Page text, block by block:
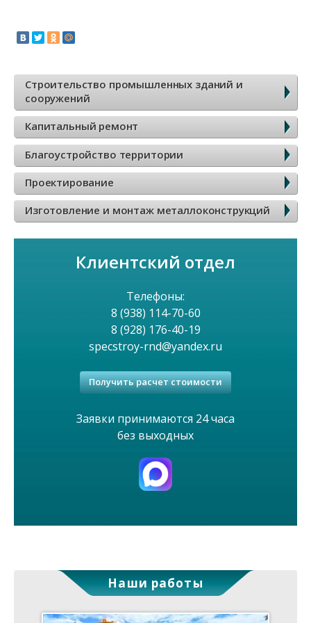
Б
о
к
о
в
о
Строительство промышленных зданий и
сооружений
Капитальный ремонт
Благоустройство территории
Проектирование
Изготовление и монтаж металлоконструкций
Клиентский отдел
Телефоны:
8 (938) 114-70-60
8 (928) 176-40-19
specstroy-rnd@yandex.ru
Получить расчет стоимости
Заявки принимаются 24 часа
без выходных
Наши работы